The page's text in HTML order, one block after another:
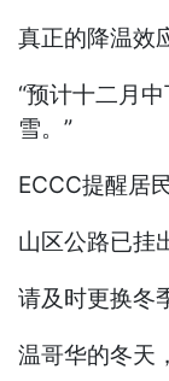
真正的降温效
“预计十二月
雪。”
ECCC提醒居
山区公路已挂
请及时更换冬
温哥华的冬天